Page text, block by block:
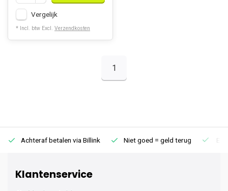
Vergelijk
* Incl. btw Excl. Verzendkosten
1
Achteraf betalen via Billink Niet goed = geld terug
Klantenservice